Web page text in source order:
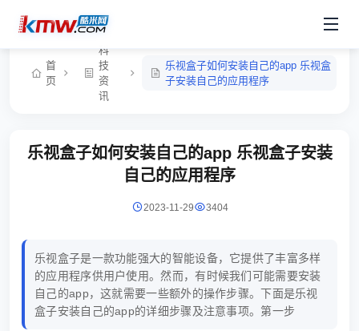
首
页
科
技
资
讯
乐视盒子如何安装自己的app 乐视盒
子安装自己的应用程序
乐视盒子如何安装自己的app 乐视盒子安装
自己的应用程序
2023-11-29 3404
乐视盒子是一款功能强大的智能设备，它提供了丰富多样
的应用程序供用户使用。然而，有时候我们可能需要安装
自己的app，这就需要一些额外的操作步骤。下面是乐视
盒子安装自己的app的详细步骤及注意事项。第一步